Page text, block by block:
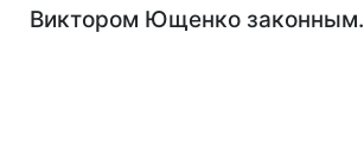
Виктором Ющенко законным.